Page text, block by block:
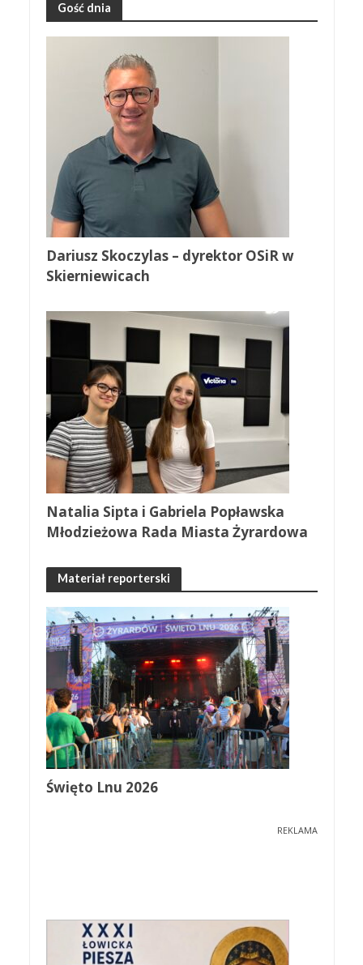
Gość dnia
Dariusz Skoczylas – dyrektor OSiR w
Skierniewicach
Natalia Sipta i Gabriela Popławska
Młodzieżowa Rada Miasta Żyrardowa
Materiał reporterski
Święto Lnu 2026
REKLAMA